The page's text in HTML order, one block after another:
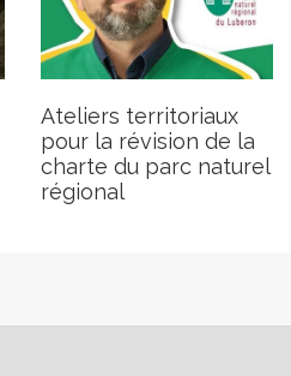
Ateliers territoriaux
pour la révision de la
charte du parc naturel
régional